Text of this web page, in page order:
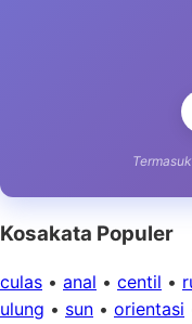
Kosakata Populer
culas • anal • centil •
ulung • sun • orientasi